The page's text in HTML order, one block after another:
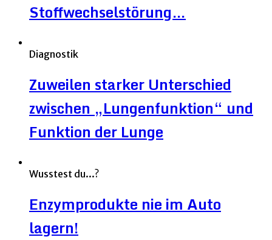
Stoffwechselstörung…
Diagnostik
Zuweilen starker Unterschied
zwischen „Lungenfunktion“ und
Funktion der Lunge
Wusstest du...?
Enzymprodukte nie im Auto
lagern!